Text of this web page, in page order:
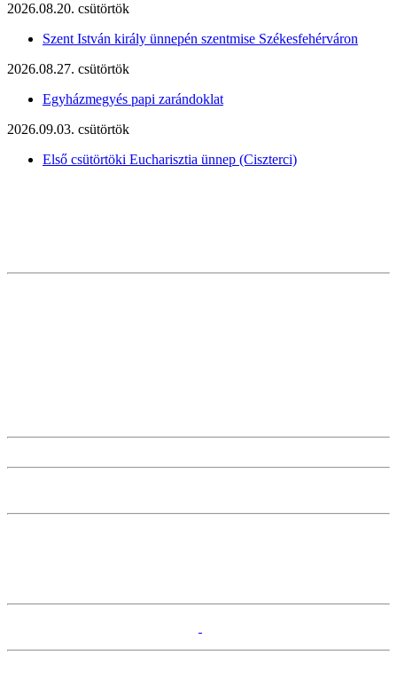
2026.08.20. csütörtök
Szent István király ünnepén szentmise Székesfehérváron
2026.08.27. csütörtök
Egyházmegyés papi zarándoklat
2026.09.03. csütörtök
Első csütörtöki Eucharisztia ünnep (Ciszterci)